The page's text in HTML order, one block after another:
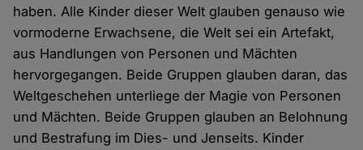
haben. Alle Kinder dieser Welt glauben genauso wie
vormoderne Erwachsene, die Welt sei ein Artefakt,
aus Handlungen von Personen und Mächten
hervorgegangen. Beide Gruppen glauben daran, das
Weltgeschehen unterliege der Magie von Personen
und Mächten. Beide Gruppen glauben an Belohnung
und Bestrafung im Dies- und Jenseits. Kinder